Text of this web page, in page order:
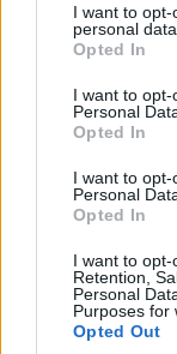
I want to
personal data.
Opted In
I want to
Personal
Opted In
I want to
Personal
Opted In
I want to opt-
Retention,
Personal
Purposes for
Opted Out
MÁR